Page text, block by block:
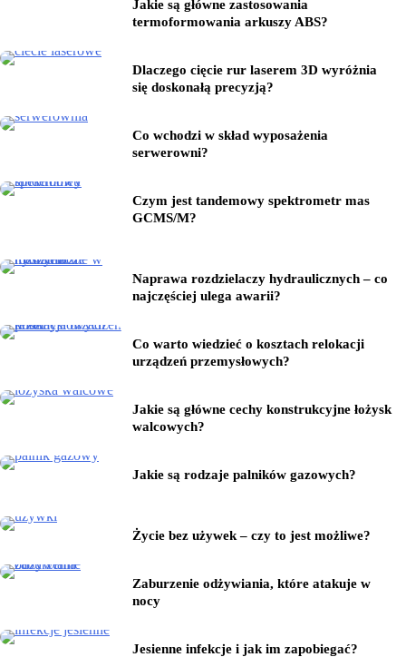
Jakie są główne zastosowania
termoformowania arkuszy ABS?
Dlaczego cięcie rur laserem 3D wyróżnia
się doskonałą precyzją?
Co wchodzi w skład wyposażenia
serwerowni?
Czym jest tandemowy spektrometr mas
GCMS/M?
Naprawa rozdzielaczy hydraulicznych – co
najczęściej ulega awarii?
Co warto wiedzieć o kosztach relokacji
urządzeń przemysłowych?
Jakie są główne cechy konstrukcyjne łożysk
walcowych?
Jakie są rodzaje palników gazowych?
Życie bez używek – czy to jest możliwe?
Zaburzenie odżywiania, które atakuje w
nocy
Jesienne infekcje i jak im zapobiegać?